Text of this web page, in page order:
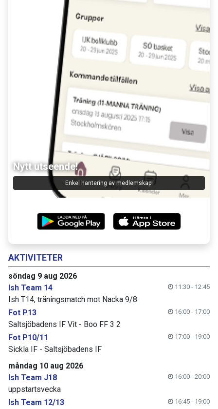
Nytt utseende!
Enkel hantering av medlemskap!
AKTIVITETER
söndag 9 aug 2026
Ish Team 14
11:30 - 12:45
Ish T14, träningsmatch mot Nacka 9/8
Fot P13
16:00 - 17:00
Saltsjöbadens IF Vit - Boo FF 3 2
Fot P10/11
17:00 - 19:00
Sickla IF - Saltsjöbadens IF
måndag 10 aug 2026
Ish Team J18
16:00 - 20:00
uppstartsvecka
Ish Team 12/13
16:45 - 19:00